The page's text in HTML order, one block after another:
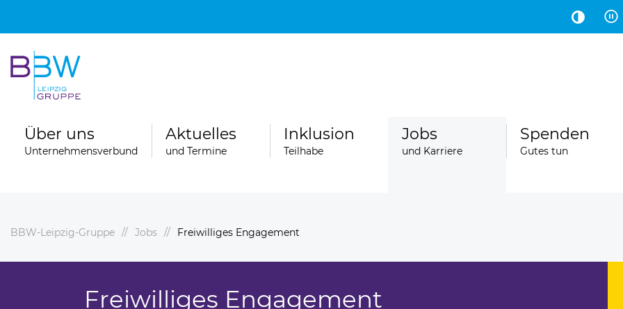
Über uns
Unternehmensverbund
Aktuelles
und Termine
Inklusion
Teilhabe
Jobs
und Karriere
Spenden
Gutes tun
Spenden
BBW-Leipzig-Gruppe Jobs Freiwilliges Engagement
Freiwilliges Engagement